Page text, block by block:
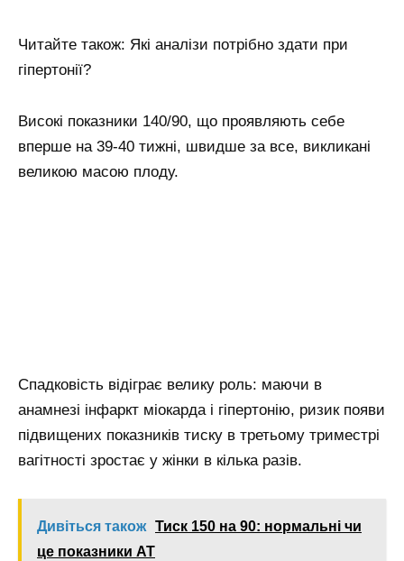
Читайте також: Які аналізи потрібно здати при
гіпертонії?
Високі показники 140/90, що проявляють себе
вперше на 39-40 тижні, швидше за все, викликані
великою масою плоду.
Спадковість відіграє велику роль: маючи в
анамнезі інфаркт міокарда і гіпертонію, ризик появи
підвищених показників тиску в третьому триместрі
вагітності зростає у жінки в кілька разів.
Дивіться також Тиск 150 на 90: нормальні чи
це показники АТ